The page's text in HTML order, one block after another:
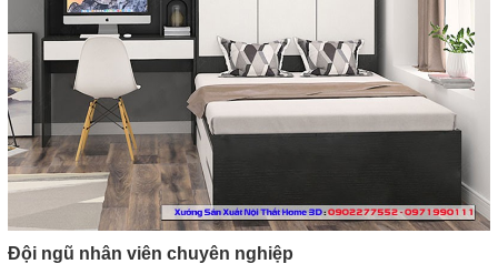
Đội ngũ nhân viên chuyên nghiệp